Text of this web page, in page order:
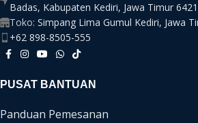
Badas, Kabupaten Kediri, Jawa Timur
Toko: Simpang Lima Gumul Kediri, Jawa
+62 898-8505-555
PUSAT BANTUAN
Panduan Pemesanan